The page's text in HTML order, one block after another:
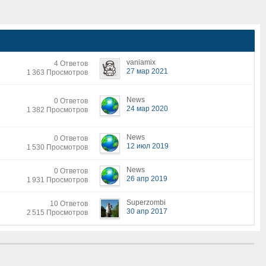
4 Ответов
1 363 Просмотров
vaniamix
27 мар 2021
0 Ответов
1 382 Просмотров
News
24 мар 2020
0 Ответов
1 530 Просмотров
News
12 июл 2019
0 Ответов
1 931 Просмотров
News
26 апр 2019
10 Ответов
2 515 Просмотров
Superzombi
30 апр 2017